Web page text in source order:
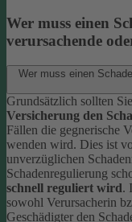
Wer muss einen
verursachende
Wer muss einen
Grundsätzlich sollten
Versicherung den
Fällen die gegnerische
wenden wird. Dies ist
unverzüglichen
Schadenregulierung
schnell reguliert wird.
sowohl Verursacherin
Geschädigter den